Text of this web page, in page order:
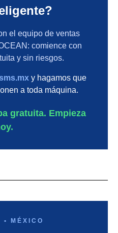
el equipo de ventas
comience con
y sin riesgos.
y hagamos que
a toda máquina.
gratuita. Empieza
• MÉXICO